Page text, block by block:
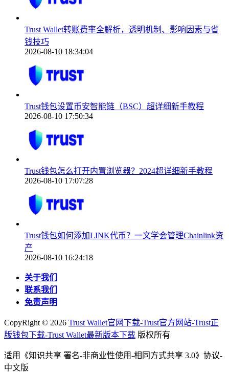
Trust Wallet转账费率全解析，透明机制、影响因素与省
钱技巧
2026-08-10 18:34:04
Trust钱包设置币安智能链（BSC）超详细新手教程
2026-08-10 17:50:34
Trust钱包怎么打开内置浏览器？2024超详细新手教程
2026-08-10 17:07:28
Trust钱包如何添加LINK代币？一文学会管理Chainlink资
产
2026-08-10 16:24:18
关于我们
联系我们
免责声明
CopyRight © 2026 Trust Wallet官网下载-Trust官方网站-Trust正
版钱包下载-Trust Wallet最新版本下载 版权所有
适用《知识共享 署名-非商业性使用-相同方式共享 3.0》协议-
中文版